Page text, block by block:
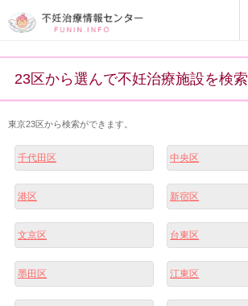
23区から選んで不妊治療施設を検索
東京23区から検索ができます。
千代田区 中央区
港区 新宿区
文京区 台東区
墨田区 江東区